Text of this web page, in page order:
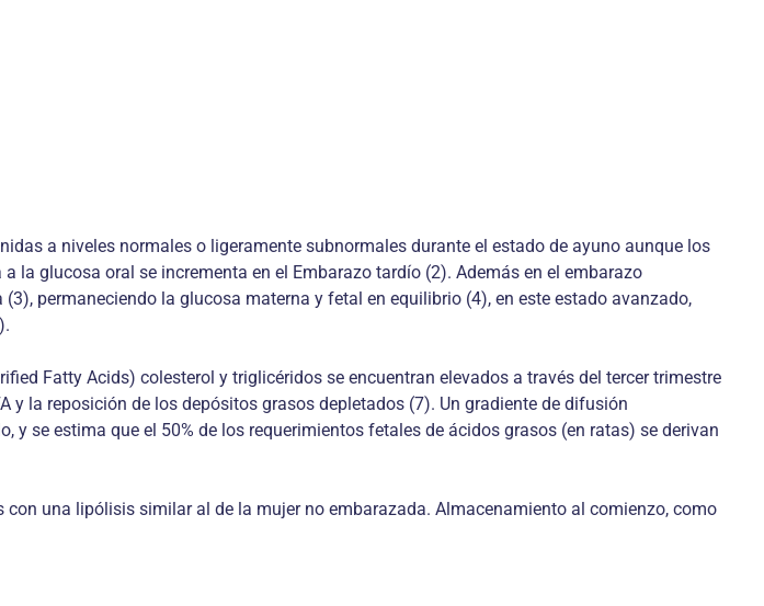
a niveles normales o ligeramente subnormales durante el estado de ayuno aunque los
la glucosa oral se incrementa en el Embarazo tardío (2). Además en el embarazo
permaneciendo la glucosa materna y fetal en equilibrio (4), en este estado avanzado,
Fatty Acids) colesterol y triglicéridos se encuentran elevados a través del tercer trimestre
y la reposición de los depósitos grasos depletados (7). Un gradiente de difusión
y se estima que el 50% de los requerimientos fetales de ácidos grasos (en ratas) se derivan
una lipólisis similar al de la mujer no embarazada. Almacenamiento al comienzo, como